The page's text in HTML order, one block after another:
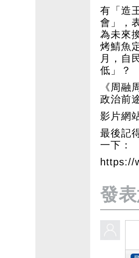
有「造
會」，
為未來
烤鯖魚
月，自
低」？
《周融
政治前
影片網
最後記
一下：
https://
發